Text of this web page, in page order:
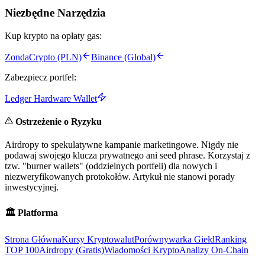
Niezbędne Narzędzia
Kup krypto na opłaty gas:
ZondaCrypto (PLN)
Binance (Global)
Zabezpiecz portfel:
Ledger Hardware Wallet
Ostrzeżenie o Ryzyku
Airdropy to spekulatywne kampanie marketingowe. Nigdy nie
podawaj swojego klucza prywatnego ani seed phrase. Korzystaj z
tzw. "burner wallets" (oddzielnych portfeli) dla nowych i
niezweryfikowanych protokołów. Artykuł nie stanowi porady
inwestycyjnej.
🏛️ Platforma
Strona GłównaKursy KryptowalutPorównywarka GiełdRanking
TOP 100Airdropy (Gratis)Wiadomości KryptoAnalizy On-Chain